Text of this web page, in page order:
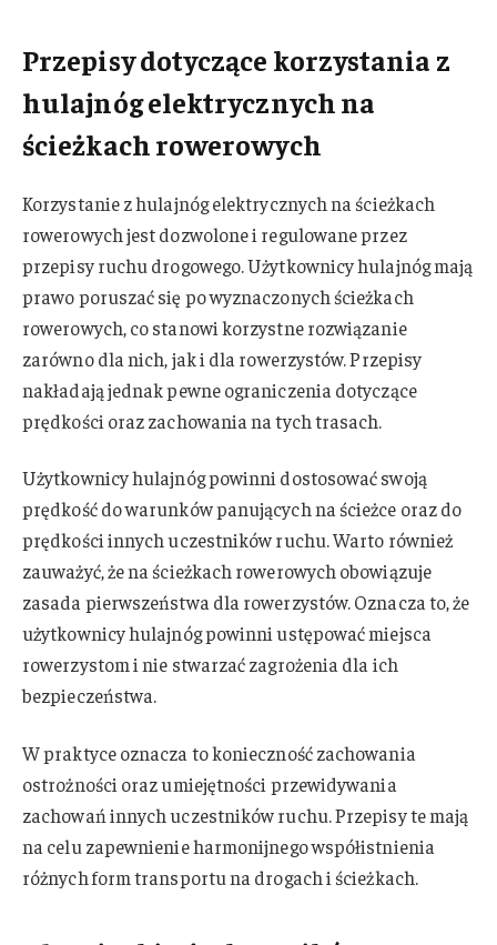
Przepisy dotyczące korzystania z
hulajnóg elektrycznych na
ścieżkach rowerowych
Korzystanie z hulajnóg elektrycznych na ścieżkach
rowerowych jest dozwolone i regulowane przez
przepisy ruchu drogowego. Użytkownicy hulajnóg mają
prawo poruszać się po wyznaczonych ścieżkach
rowerowych, co stanowi korzystne rozwiązanie
zarówno dla nich, jak i dla rowerzystów. Przepisy
nakładają jednak pewne ograniczenia dotyczące
prędkości oraz zachowania na tych trasach.
Użytkownicy hulajnóg powinni dostosować swoją
prędkość do warunków panujących na ścieżce oraz do
prędkości innych uczestników ruchu. Warto również
zauważyć, że na ścieżkach rowerowych obowiązuje
zasada pierwszeństwa dla rowerzystów. Oznacza to, że
użytkownicy hulajnóg powinni ustępować miejsca
rowerzystom i nie stwarzać zagrożenia dla ich
bezpieczeństwa.
W praktyce oznacza to konieczność zachowania
ostrożności oraz umiejętności przewidywania
zachowań innych uczestników ruchu. Przepisy te mają
na celu zapewnienie harmonijnego współistnienia
różnych form transportu na drogach i ścieżkach.